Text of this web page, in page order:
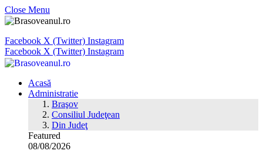
Close Menu
Facebook X (Twitter) Instagram
Facebook X (Twitter) Instagram
Acasă
Administratie
Braşov
Consiliul Judeţean
Din Judeţ
Featured
08/08/2026